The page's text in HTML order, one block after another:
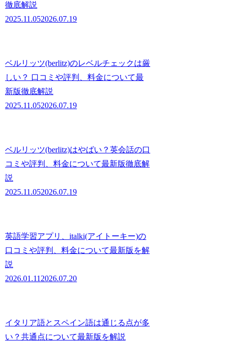
徹底解説
2025.11.052026.07.19
ベルリッツ(berlitz)のレベルチェックは厳
しい？ 口コミや評判、料金について最
新版徹底解説
2025.11.052026.07.19
ベルリッツ(berlitz)はやばい？英会話の口
コミや評判、料金について最新版徹底解
説
2025.11.052026.07.19
英語学習アプリ、italki(アイトーキー)の
口コミや評判、料金について最新版を解
説
2026.01.11 2026.07.20
イタリア語とスペイン語は通じる点が多
い？共通点について最新版を解説